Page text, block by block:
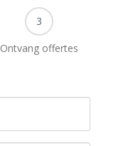
3
Ontvang offertes